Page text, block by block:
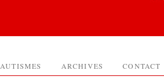
AUTISMES ARCHIVES CONTACT